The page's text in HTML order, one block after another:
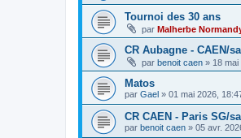
Tournoi des 30 ans
par Malherbe
CR Aubagne - CAEN/
par benoit caen » 18
Matos
par Gael » 01 mai 2026,
CR CAEN - Paris SG/
par benoit caen » 05 avr.